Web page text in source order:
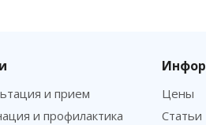
и прием
и профилактика
Цены
Статьи